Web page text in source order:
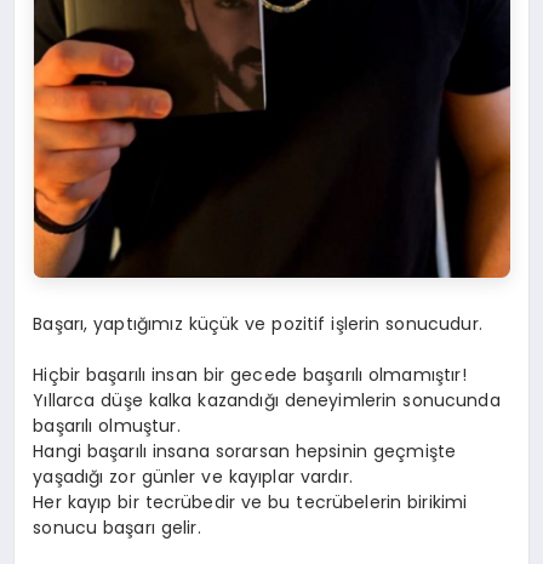
Başarı, yaptığımız küçük ve pozitif işlerin sonucudur.
Hiçbir başarılı insan bir gecede başarılı olmamıştır!
Yıllarca düşe kalka kazandığı deneyimlerin sonucunda
başarılı olmuştur.
Hangi başarılı insana sorarsan hepsinin geçmişte
yaşadığı zor günler ve kayıplar vardır.
Her kayıp bir tecrübedir ve bu tecrübelerin birikimi
sonucu başarı gelir.